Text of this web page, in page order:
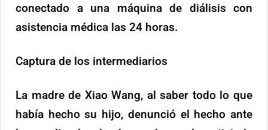
conectado a una máquina de diálisis con
asistencia médica las 24 horas.
Captura de los intermediarios
La madre de Xiao Wang, al saber todo lo que
había hecho su hijo, denunció el hecho ante